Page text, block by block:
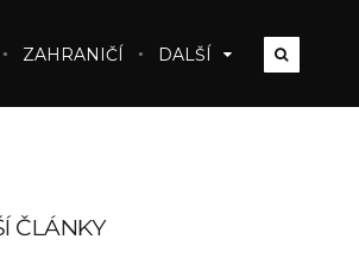
ZAHRANIČÍ DALŠÍ
ČLÁNKY